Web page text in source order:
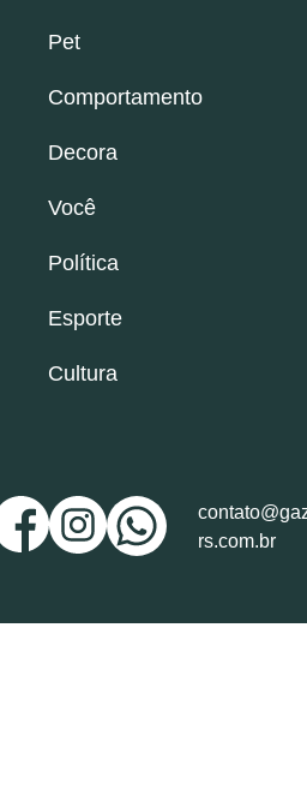
Pet
Comportamento
Decora
Você
Política
Esporte
Cultura
rs.com.br